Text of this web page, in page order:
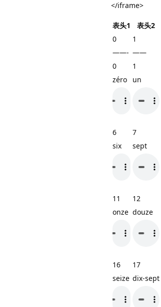
</iframe>
表头1
表头2
0
1
——- ——
0
1
zéro
un
6 7
six
sept
11 12
onze douze
16 17
seize dix-sept